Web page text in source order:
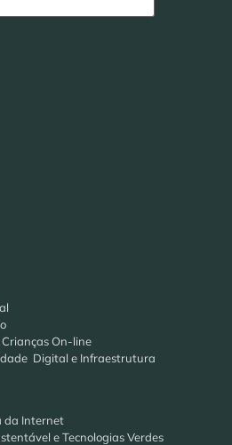
Crianças On-line
Digital e Infraestrutura
da Internet
e Tecnologias Verdes